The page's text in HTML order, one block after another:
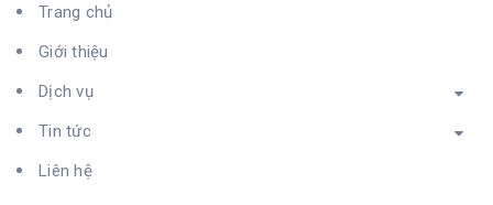
Trang chủ
Giới thiệu
Dịch vụ
Tin tức
Liên hệ